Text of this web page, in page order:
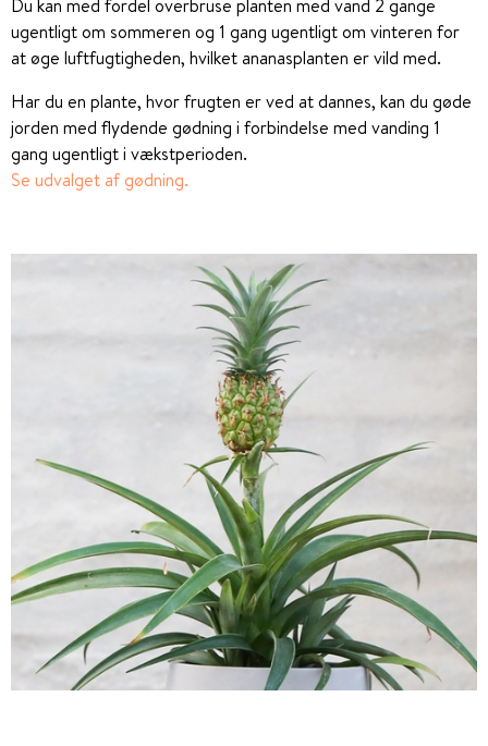
Du kan med fordel overbruse planten med vand 2 gange
ugentligt om sommeren og 1 gang ugentligt om vinteren for
at øge luftfugtigheden, hvilket ananasplanten er vild med.
Har du en plante, hvor frugten er ved at dannes, kan du gøde
jorden med flydende gødning i forbindelse med vanding 1
gang ugentligt i vækstperioden.
Se udvalget af gødning.